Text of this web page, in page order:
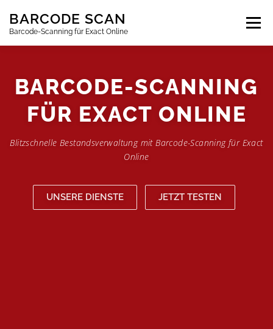
Inhalt
springen
BARCODE SCAN
Barcode-Scanning für Exact Online
ANMELDEN DE
BARCODE-SCANNING
FÜR EXACT ONLINE
Blitzschnelle Bestandsverwaltung mit Barcode-Scanning für Exact
Online
UNSERE DIENSTE JETZT TESTEN